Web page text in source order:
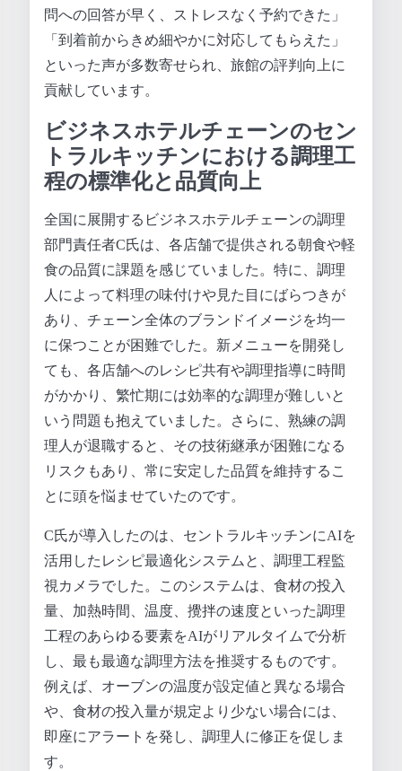
問への回答が早く、ストレスなく予約できた」
「到着前からきめ細やかに対応してもらえた」
といった声が多数寄せられ、旅館の評判向上に
貢献しています。
ビジネスホテルチェーンのセン
トラルキッチンにおける調理工
程の標準化と品質向上
全国に展開するビジネスホテルチェーンの調理
部門責任者C氏は、各店舗で提供される朝食や軽
食の品質に課題を感じていました。特に、調理
人によって料理の味付けや見た目にばらつきが
あり、チェーン全体のブランドイメージを均一
に保つことが困難でした。新メニューを開発し
ても、各店舗へのレシピ共有や調理指導に時間
がかかり、繁忙期には効率的な調理が難しいと
いう問題も抱えていました。さらに、熟練の調
理人が退職すると、その技術継承が困難になる
リスクもあり、常に安定した品質を維持するこ
とに頭を悩ませていたのです。
C氏が導入したのは、セントラルキッチンにAIを
活用したレシピ最適化システムと、調理工程監
視カメラでした。このシステムは、食材の投入
量、加熱時間、温度、攪拌の速度といった調理
工程のあらゆる要素をAIがリアルタイムで分析
し、最も最適な調理方法を推奨するものです。
例えば、オーブンの温度が設定値と異なる場合
や、食材の投入量が規定より少ない場合には、
即座にアラートを発し、調理人に修正を促しま
す。